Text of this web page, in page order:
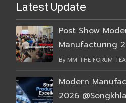
Latest Update
Post Show
Manufacturing
By MM THE FORUM
Modern
2026 @Songkhla